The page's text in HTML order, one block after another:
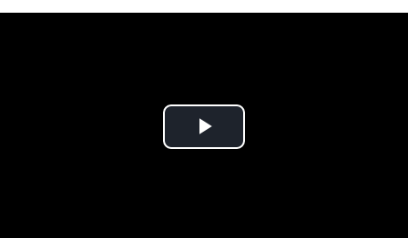
Play Video